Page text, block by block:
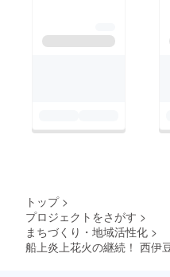
トップ >
プロジェクトをさがす >
まちづくり・地域活性化 >
船上炎上花火の継続！ 西伊